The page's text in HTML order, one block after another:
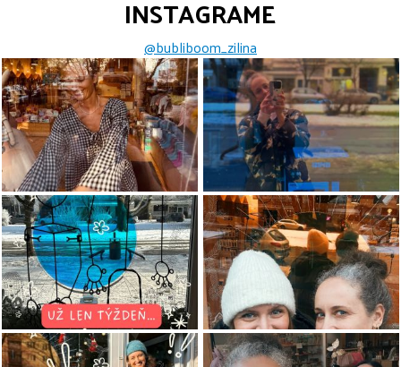
INSTAGRAME
@bubliboom_zilina